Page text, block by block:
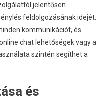
jelentősen
feldolgozásának idejét.
kommunikációt, és
chat lehetőségek vagy a
szintén segíthet a
és